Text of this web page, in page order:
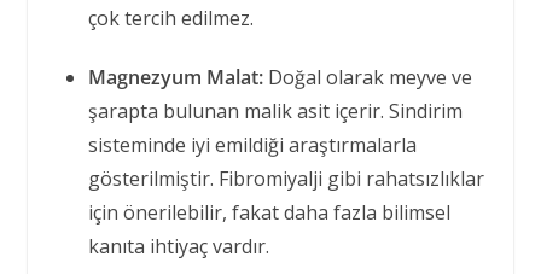
çok tercih edilmez.
Magnezyum Malat:Doğal olarak meyve ve
şarapta bulunan malik asit içerir. Sindirim
sisteminde iyi emildiği araştırmalarla
gösterilmiştir. Fibromiyalji gibi rahatsızlıklar
için önerilebilir, fakat daha fazla bilimsel
kanıta ihtiyaç vardır.